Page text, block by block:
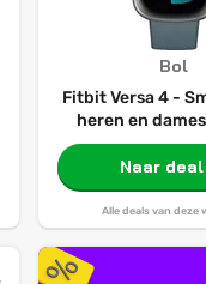
Bol
Fitbit Versa 4 -
heren en
Naar deal
Alle deals van deze